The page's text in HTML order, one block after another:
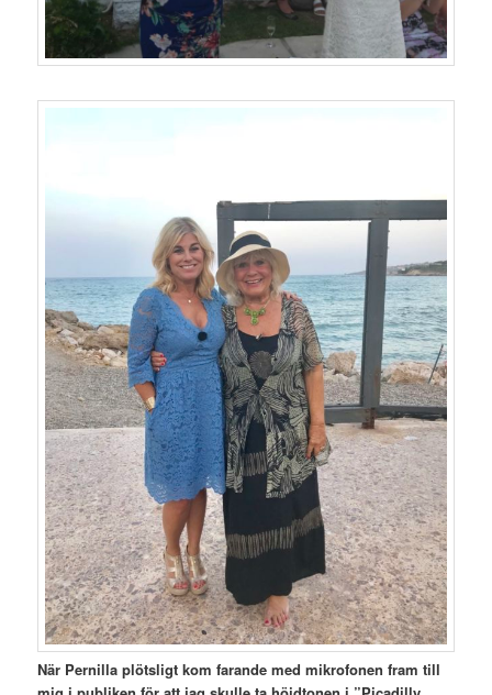
När Pernilla plötsligt kom farande med mikrofonen fram till